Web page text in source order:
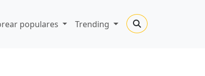
populares Trending